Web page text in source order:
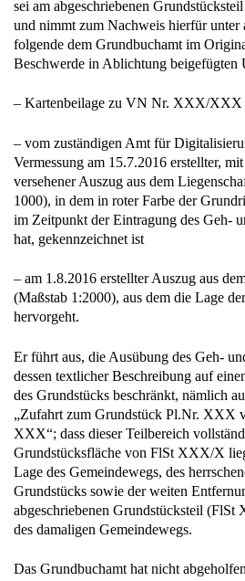
sei am abgeschriebenen
und nimmt zum Nachweis hierfür unter
folgende dem Grundbuchamt im
Beschwerde in Ablichtung beigefügten
– Kartenbeilage zu VN Nr. XXX/XXX
– vom zuständigen Amt für
Vermessung am 15.7.2016 erstellter,
versehener Auszug aus dem
1000), in dem in roter Farbe der
im Zeitpunkt der Eintragung des Geh-
hat, gekennzeichnet ist
– am 1.8.2016 erstellter Auszug aus
(Maßstab 1:2000), aus dem die Lage
hervorgeht.
Er führt aus, die Ausübung des Geh-
dessen textlicher Beschreibung auf
des Grundstücks beschränkt, nämlich
„Zufahrt zum Grundstück Pl.Nr. XXX
XXX“; dass dieser Teilbereich
Grundstücksfläche von FlSt XXX/X
Lage des Gemeindewegs, des
Grundstücks sowie der weiten
abgeschriebenen Grundstücksteil
des damaligen Gemeindewegs.
Das Grundbuchamt hat nicht